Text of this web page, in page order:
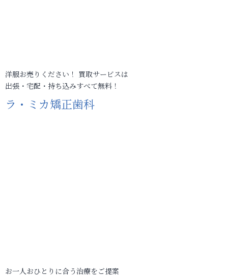
洋服お売りください！ 買取サービスは
出張・宅配・持ち込みすべて無料！
ラ・ミカ矯正歯科
お一人おひとりに合う治療をご提案